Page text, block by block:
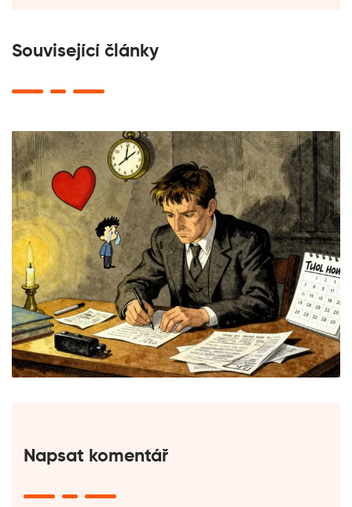
Související články
Napsat komentář